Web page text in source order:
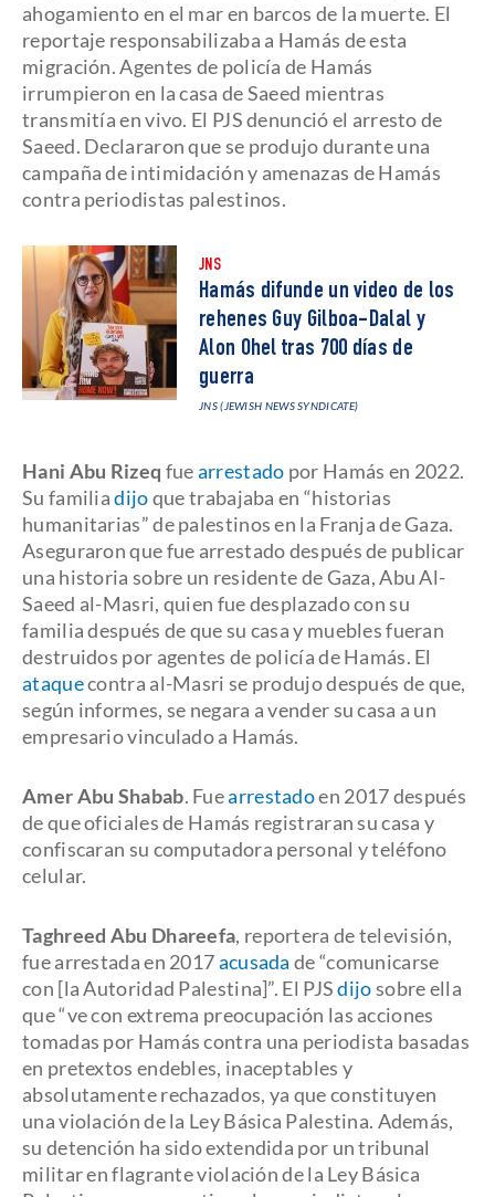
ahogamiento en el mar en barcos de la muerte. El
reportaje responsabilizaba a Hamás de esta
migración. Agentes de policía de Hamás
irrumpieron en la casa de Saeed mientras
transmitía en vivo. El PJS denunció el arresto de
Saeed. Declararon que se produjo durante una
campaña de intimidación y amenazas de Hamás
contra periodistas palestinos.
JNS
Hamás difunde un video de los
rehenes Guy Gilboa-Dalal y
Alon Ohel tras 700 días de
guerra
JNS (JEWISH NEWS SYNDICATE)
Hani Abu Rizeq fuearrestado por Hamás en 2022.
Su familiadijoque trabajaba en “historias
humanitarias” de palestinos en la Franja de Gaza.
Aseguraron que fue arrestado después de publicar
una historia sobre un residente de Gaza, Abu Al-
Saeed al-Masri, quien fue desplazado con su
familia después de que su casa y muebles fueran
destruidos por agentes de policía de Hamás. El
ataquecontra al-Masri se produjo después de que,
según informes, se negara a vender su casa a un
empresario vinculado a Hamás.
Amer Abu Shabab. Fuearrestadoen 2017 después
de que oficiales de Hamás registraran su casa y
confiscaran su computadora personal y teléfono
celular.
Taghreed Abu Dhareefa, reportera de televisión,
fue arrestada en 2017acusada de “comunicarse
con [la Autoridad Palestina]”. El PJSdijosobre ella
que “ve con extrema preocupación las acciones
tomadas por Hamás contra una periodista basadas
en pretextos endebles, inaceptables y
absolutamente rechazados, ya que constituyen
una violación de la Ley Básica Palestina. Además,
su detención ha sido extendida por un tribunal
militar en flagrante violación de la Ley Básica